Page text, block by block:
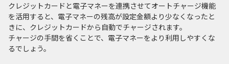
クレジットカードと電子マネーを連携させてオートチャージ機能
を活用すると、電子マネーの残高が設定金額より少なくなったと
きに、クレジットカードから自動でチャージされます。
チャージの手間を省くことで、電子マネーをより利用しやすくな
るでしょう。